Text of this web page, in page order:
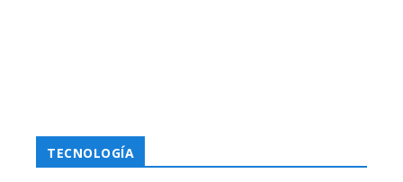
TECNOLOGÍA